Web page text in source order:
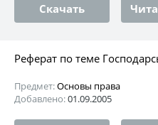
Скачать
Реферат по теме
Предмет:Основы права
Добавлено:01.09.2005